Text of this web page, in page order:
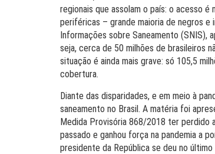
regionais que assolam o país: o acesso
periféricas – grande maioria de negros e
Informações sobre Saneamento (SNIS),
seja, cerca de 50 milhões de brasileiros
situação é ainda mais grave: só 105,5
cobertura.
Diante das disparidades, e em meio à
saneamento no Brasil. A matéria foi
Medida Provisória 868/2018 ter perdido
passado e ganhou força na pandemia a
presidente da República se deu no